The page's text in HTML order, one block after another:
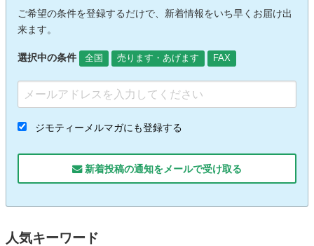
ご希望の条件を登録するだけで、新着情報をいち早くお届け出
来ます。
選択中の条件 全国 売ります・あげます FAX
ジモティーメルマガにも登録する
新着投稿の通知をメールで受け取る
人気キーワード